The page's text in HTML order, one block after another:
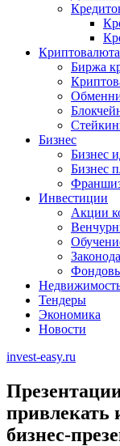
Криптовалюта
Биржа
Бизнес
Бизнес
Бизнес
Инвестиции
Акции
Тендеры
Экономика
Новости
invest-easy.ru
привлекать
бизнес-